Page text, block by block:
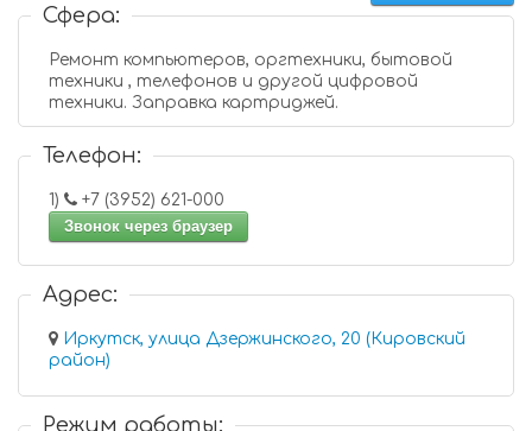
Сфера:
Ремонт компьютеров, оргтехники, бытовой
техники , телефонов и другой цифровой
техники. Заправка картриджей.
Телефон:
1)
+7 (3952) 621-000
Звонок через браузер
Адрес:
Иркутск, улица Дзержинского, 20 (Кировский
район)
Режим работы: